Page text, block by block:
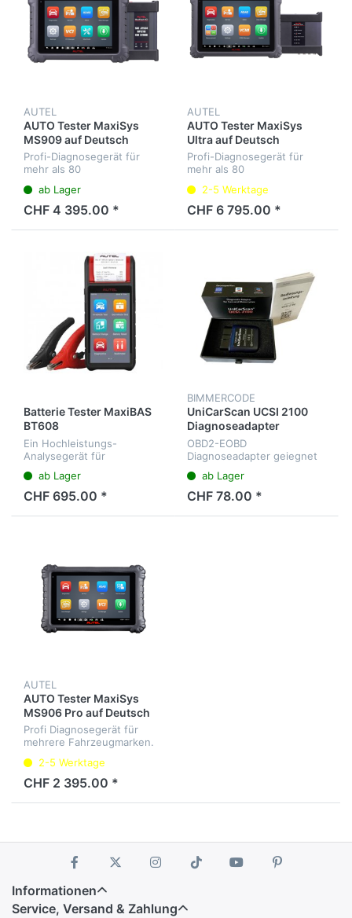
AUTEL
AUTO Tester MaxiSys
MS909 auf Deutsch
Profi-Diagnosegerät für
mehr als 80
aller Steuergeräte, Service-
Intervalle, J2534 Interface.
Menüsprache Deutsch
ab Lager
CHF 4 395.00 *
AUTEL
AUTO Tester MaxiSys
Ultra auf Deutsch
Profi-Diagnosegerät für
mehr als 80
aller Steuergeräte, Service-
Intervalle, 4-Kanal-
Oszilloskop,
Wellenformgenerator,
2-5 Werktage
CHF 6 795.00 *
Batterie Tester MaxiBAS
BT608
Ein Hochleistungs-
Analysegerät für
elektrische Systeme in
Kraftfahrzeugen.
ab Lager
CHF 695.00 *
BIMMERCODE
UniCarScan UCSI 2100
Diagnoseadapter
OBD2-EOBD
Diagnoseadapter geiegnet
Motoscan BMW...
ab Lager
CHF 78.00 *
AUTEL
AUTO Tester MaxiSys
MS906 Pro auf Deutsch
Profi Diagnosegerät für
mehrere Fahrzeugmarken.
Steuergeräte, Service-
Intervalle, Elektrische-Park-
Bremse, Codierung und
Adaption für BMW F un...
2-5 Werktage
CHF 2 395.00 *
Informationen
Service, Versand & Zahlung